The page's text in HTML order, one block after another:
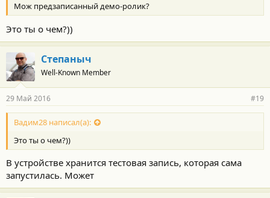
Мож предзаписанный демо-ролик?
Это ты о чем?))
Степаныч
Well-Known Member
29 Май 2016 #19
Вадим28 написал(а):
Это ты о чем?))
В устройстве хранится тестовая запись, которая сама
запустилась. Может